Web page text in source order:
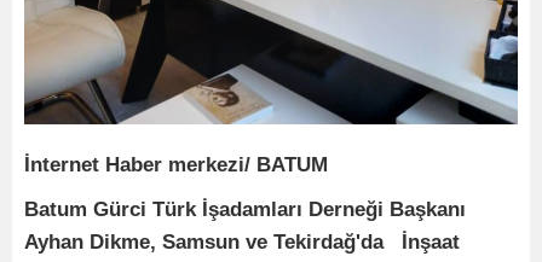
İnternet Haber merkezi/ BATUM
Batum Gürci Türk İşadamları Derneği Başkanı
Ayhan Dikme, Samsun ve Tekirdağ'da İnşaat